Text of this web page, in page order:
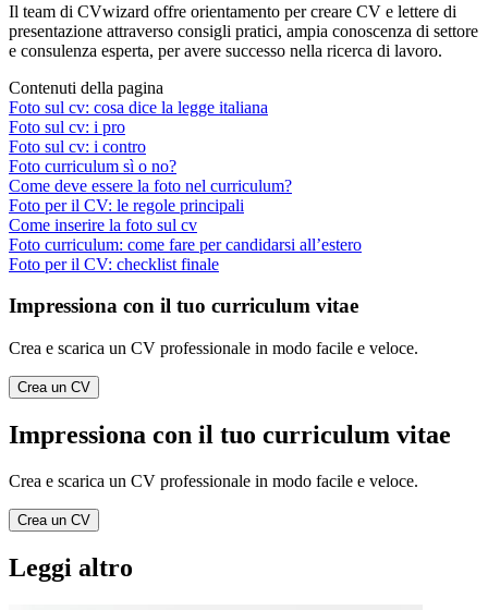
Il team di CVwizard offre orientamento per creare CV e lettere di
presentazione attraverso consigli pratici, ampia conoscenza di settore
e consulenza esperta, per avere successo nella ricerca di lavoro.
Contenuti della pagina
Foto sul cv: cosa dice la legge italiana
Foto sul cv: i pro
Foto sul cv: i contro
Foto curriculum sì o no?
Come deve essere la foto nel curriculum?
Foto per il CV: le regole principali
Come inserire la foto sul cv
Foto curriculum: come fare per candidarsi all’estero
Foto per il CV: checklist finale
Impressiona con il tuo curriculum vitae
Crea e scarica un CV professionale in modo facile e veloce.
Crea un CV
Impressiona con il tuo curriculum vitae
Crea e scarica un CV professionale in modo facile e veloce.
Crea un CV
Leggi altro